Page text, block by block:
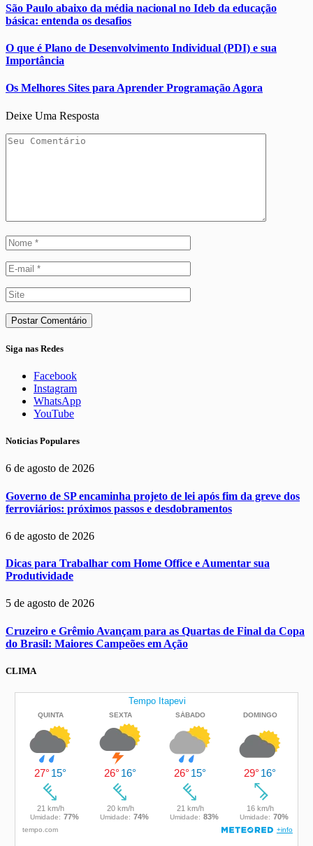
São Paulo abaixo da média nacional no Ideb da educação
básica: entenda os desafios
O que é Plano de Desenvolvimento Individual (PDI) e sua
Importância
Os Melhores Sites para Aprender Programação Agora
Deixe Uma Resposta
Siga nas Redes
Facebook
Instagram
WhatsApp
YouTube
Noticias Populares
6 de agosto de 2026
Governo de SP encaminha projeto de lei após fim da greve dos
ferroviários: próximos passos e desdobramentos
6 de agosto de 2026
Dicas para Trabalhar com Home Office e Aumentar sua
Produtividade
5 de agosto de 2026
Cruzeiro e Grêmio Avançam para as Quartas de Final da Copa
do Brasil: Maiores Campeões em Ação
CLIMA